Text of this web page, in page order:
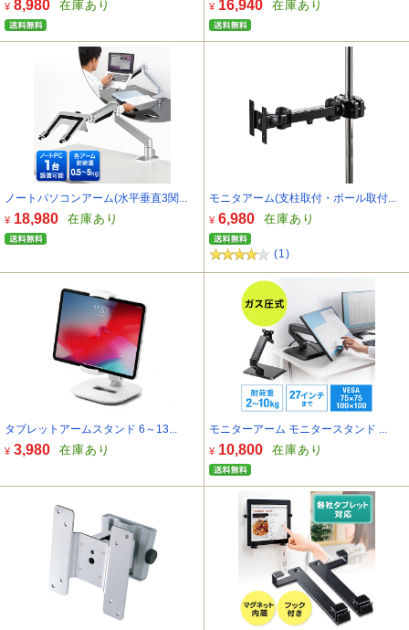
¥ 8,980 在庫あり ¥ 16,940 在庫あり
ノートパソコンアーム(水平垂直3関...
¥ 18,980 在庫あり
モニタアーム(支柱取付・ポール取付...
¥ 6,980 在庫あり
(1)
タブレットアームスタンド 6～13...
¥ 3,980 在庫あり
モニターアーム モニタースタンド ...
¥ 10,800 在庫あり